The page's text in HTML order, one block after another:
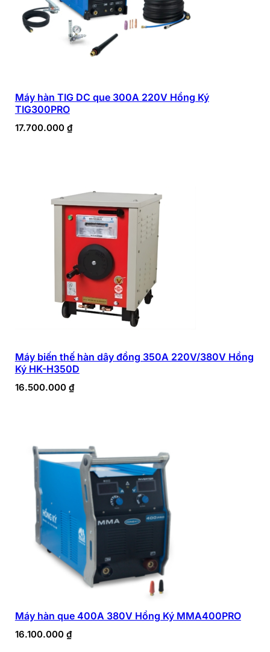
Máy hàn TIG DC que 300A 220V Hồng Ký
TIG300PRO
17.700.000 ₫
Máy biến thế hàn dây đồng 350A 220V/380V Hồng
Ký HK-H350D
16.500.000 ₫
Máy hàn que 400A 380V Hồng Ký MMA400PRO
16.100.000 ₫